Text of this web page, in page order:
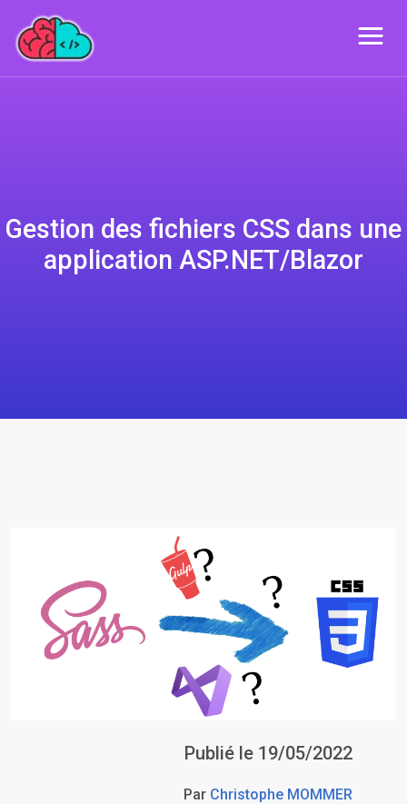
Gestion des fichiers CSS dans une
application ASP.NET/Blazor
Publié le 19/05/2022
Par Christophe MOMMER